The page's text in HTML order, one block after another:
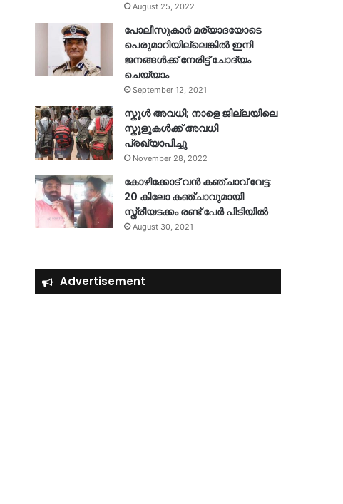
August 25, 2022
പോലീസുകാര്‍ മര്യാദയോടെ
പെരുമാറിയില്ലെങ്കില്‍ ഇനി
ജനങ്ങള്‍ക്ക് നേരിട്ട് ചോദ്യം
ചെയ്യാം
September 12, 2021
സ്കൂൾ അവധി; നാളെ ജില്ലയിലെ
സ്കൂളുകൾക്ക് അവധി
പ്രഖ്യാപിച്ചു
November 28, 2022
കോഴിക്കോട് വൻ കഞ്ചാവ് വേട്ട:
20 കിലോ കഞ്ചാവുമായി
സ്ത്രീയടക്കം രണ്ട് പേർ പിടിയിൽ
August 30, 2021
Advertisement